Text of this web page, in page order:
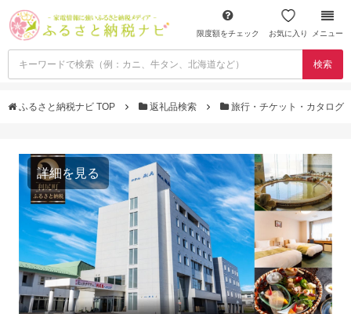
限度額をチェック お気に入り メニュー
検索
ふるさと納税ナビ TOP 返礼品検索 旅行・チケット・カタログ
詳細を見る